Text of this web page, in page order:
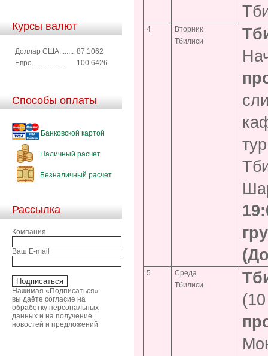
Курсы валют
Доллар США........ 87.1062
Евро...................
100.6426
Способы оплаты
Банковской картой
Наличный расчет
Безналичный расчет
Рассылка
Компания
Ваш E-mail
Нажимая «Подписаться»
вы даёте согласие на
обработку персональных
данных и на получение
новостей и предложений
4
Вторник
Тбилиси
5
Среда
Тбилиси